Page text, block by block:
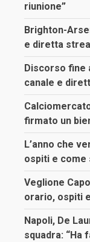
riunione”
Brighton-
e diretta
Discorso fine
canale e
firmato un
L’anno che
ospiti e come
Veglione
orario, ospiti
Napoli, De
squadra: “Ha